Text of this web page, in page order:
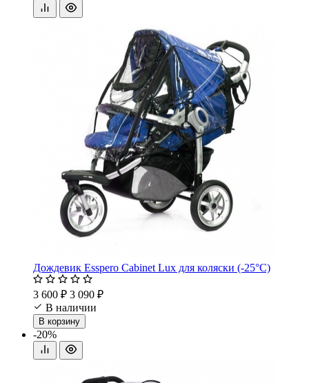
Дождевик Esspero Cabinet Lux для коляски (-25°С)
3 600 ₽ 3 090 ₽
В наличии
В корзину
-20%